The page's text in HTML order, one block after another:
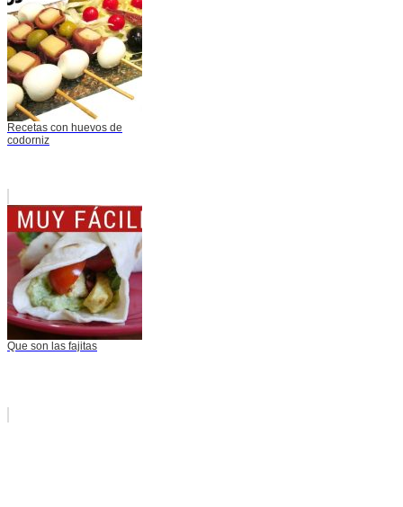
Recetas con huevos de
codorniz
Que son las fajitas